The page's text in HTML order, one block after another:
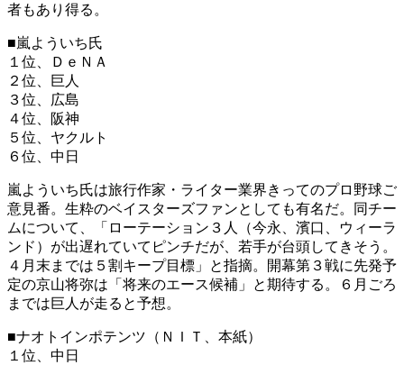
者もあり得る。
■嵐よういち氏
１位、ＤｅＮＡ
２位、巨人
３位、広島
４位、阪神
５位、ヤクルト
６位、中日
嵐よういち氏は旅行作家・ライター業界きってのプロ野球ご
意見番。生粋のベイスターズファンとしても有名だ。同チー
ムについて、「ローテーション３人（今永、濱口、ウィーラ
ンド）が出遅れていてピンチだが、若手が台頭してきそう。
４月末までは５割キープ目標」と指摘。開幕第３戦に先発予
定の京山将弥は「将来のエース候補」と期待する。６月ごろ
までは巨人が走ると予想。
■ナオトインポテンツ（ＮＩＴ、本紙）
１位、中日